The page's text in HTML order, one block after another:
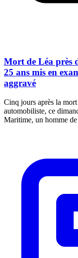
Mort de Léa près
25 ans mis en
aggravé
Cinq jours après la
automobiliste, ce
Maritime, un homme de